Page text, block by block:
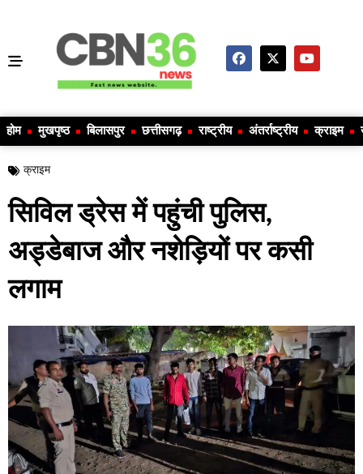
होम मुखपृष्ठ बिलासपुर छत्तीसगढ़ राष्ट्रीय अंतर्राष्ट्रीय क्राइम
क्राइम
सिविल ड्रेस में पहुंची पुलिस,
अड्डेबाज और नशेड़ियों पर कसी
लगाम